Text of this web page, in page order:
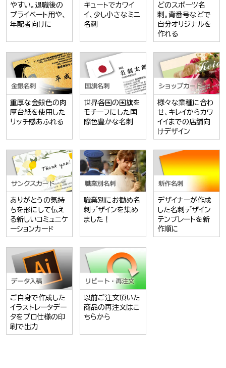
やすい。退職後の
プライベート用や、
年配者向けに
キュートでカワイ
イ、少し小さなミニ
名刺
どのスポーツ名
刺。背番号などで
自分オリジナルを
作れる
重厚な金銀色の肉
厚台紙を使用した
リッチ感あふれる
世界各国の国旗を
モチーフにした国
際色豊かな名刺
様々な業種に合わ
せ、キレイからカワ
イイまでの店舗向
けデザイン
ありがとうの気持
ちを形にして伝え
る新しいコミュニケ
ーションカード
職業別にお勧め名
刺デザインを集め
ました！
デザイナーが作成
した名刺デザイン
テンプレートを新
作順に
ご自身で作成した
イラストレータデー
タをプロ仕様の印
刷で出力
以前ご注文頂いた
商品の再注文はこ
ちらから